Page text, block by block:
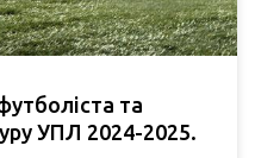
та
УПЛ 2024-2025.